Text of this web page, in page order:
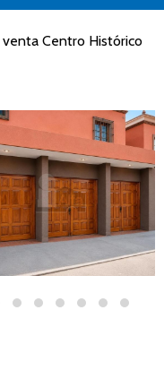
venta Centro Histórico